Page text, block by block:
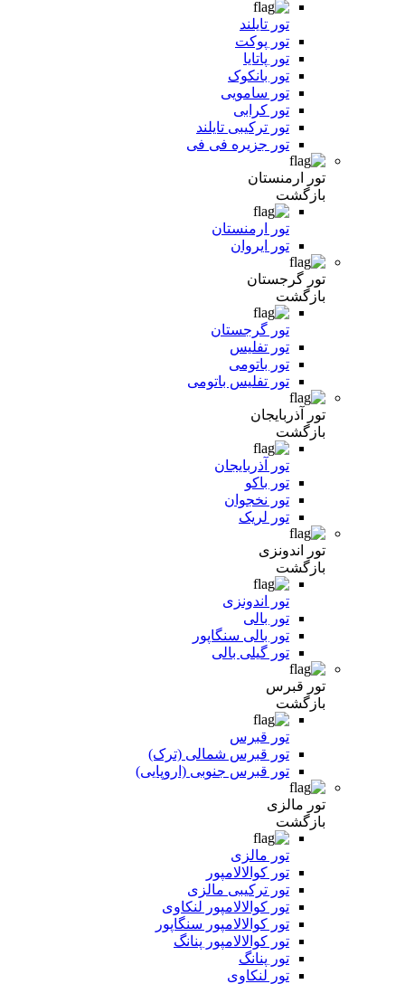
تور تایلند
تور پوکت
تور پاتایا
تور بانکوک
تور سامویی
تور کرابی
تور ترکیبی تایلند
تور جزیره فی فی
تور ارمنستان
بازگشت
تور ارمنستان
تور ایروان
تور گرجستان
بازگشت
تور گرجستان
تور تفلیس
تور باتومی
تور تفلیس باتومی
تور آذربایجان
بازگشت
تور آذربایجان
تور باکو
تور نخجوان
تور لریک
تور اندونزی
بازگشت
تور اندونزی
تور بالی
تور بالی سنگاپور
تور گیلی بالی
تور قبرس
بازگشت
تور قبرس
تور قبرس شمالی (ترک)
تور قبرس جنوبی (اروپایی)
تور مالزی
بازگشت
تور مالزی
تور کوالالامپور
تور ترکیبی مالزی
تور کوالالامپور لنکاوی
تور کوالالامپور سنگاپور
تور کوالالامپور پنانگ
تور پنانگ
تور لنکاوی